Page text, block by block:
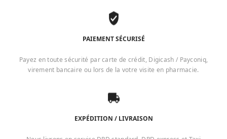
PAIEMENT SÉCURISÉ
Payez en toute sécurité par carte de crédit, Digicash / Payconiq,
virement bancaire ou lors de la votre visite en pharmacie.
EXPÉDITION / LIVRAISON